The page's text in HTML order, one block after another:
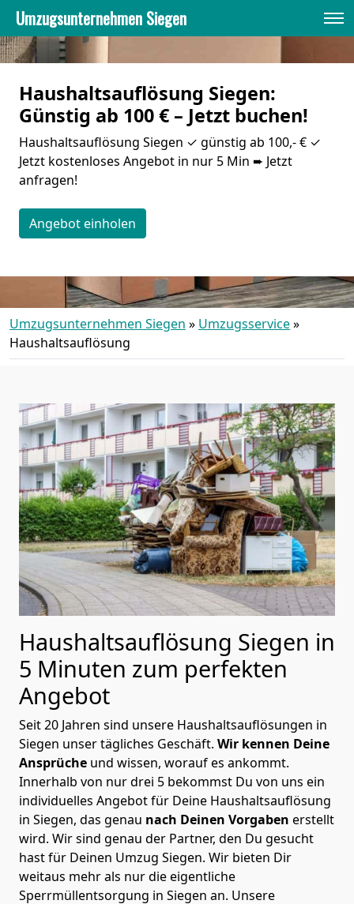
Umzugsunternehmen Siegen
Haushaltsauflösung Siegen:
Günstig ab 100 € – Jetzt buchen!
Haushaltsauflösung Siegen ✓ günstig ab 100,- € ✓
Jetzt kostenloses Angebot in nur 5 Min ➨ Jetzt
anfragen!
Angebot einholen
Umzugsunternehmen Siegen » Umzugsservice»
Haushaltsauflösung
Haushaltsauflösung Siegen in
5 Minuten zum perfekten
Angebot
Seit 20 Jahren sind unsere Haushaltsauflösungen in
Siegen unser tägliches Geschäft. Wir kennen Deine
Ansprüche und wissen, worauf es ankommt.
Innerhalb von nur drei 5 bekommst Du von uns ein
individuelles Angebot für Deine Haushaltsauflösung
in Siegen, das genau nach Deinen Vorgaben erstellt
wird. Wir sind genau der Partner, den Du gesucht
hast für Deinen Umzug Siegen. Wir bieten Dir
weitaus mehr als nur die eigentliche
Sperrmüllentsorgung in Siegen an. Unsere